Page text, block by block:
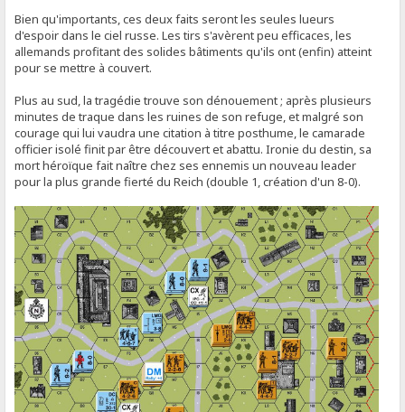
Bien qu'importants, ces deux faits seront les seules lueurs
d'espoir dans le ciel russe. Les tirs s'avèrent peu efficaces, les
allemands profitant des solides bâtiments qu'ils ont (enfin) atteint
pour se mettre à couvert.
Plus au sud, la tragédie trouve son dénouement ; après plusieurs
minutes de traque dans les ruines de son refuge, et malgré son
courage qui lui vaudra une citation à titre posthume, le camarade
officier isolé finit par être découvert et abattu. Ironie du destin, sa
mort héroïque fait naître chez ses ennemis un nouveau leader
pour la plus grande fierté du Reich (double 1, création d'un 8-0).